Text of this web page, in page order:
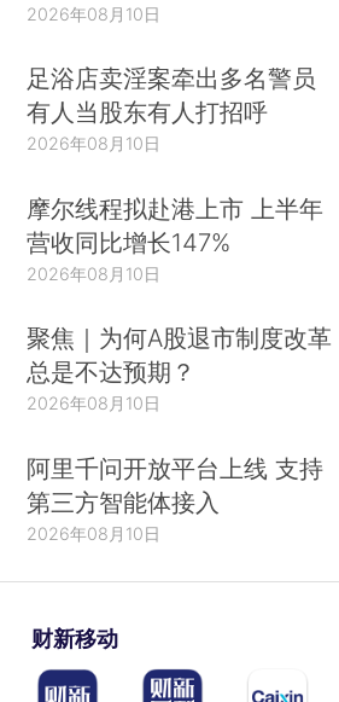
2026年08月10日
足浴店卖淫案牵出多名警员
有人当股东有人打招呼
2026年08月10日
摩尔线程拟赴港上市 上半年
营收同比增长147%
2026年08月10日
聚焦｜为何A股退市制度改革
总是不达预期？
2026年08月10日
阿里千问开放平台上线 支持
第三方智能体接入
2026年08月10日
财新移动